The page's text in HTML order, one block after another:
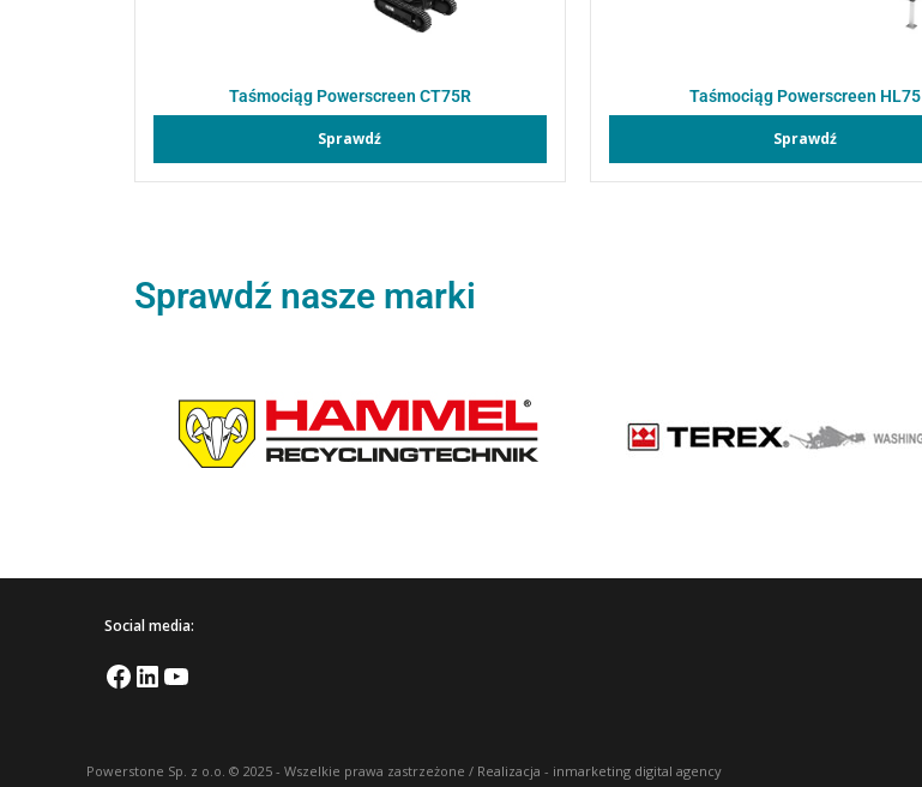
Taśmociąg Powerscreen CT75R
Sprawdź
Taśmociąg Powerscreen HL75
Sprawdź
Sprawdź nasze marki
Social media:
Powerstone Sp. z o.o. © 2025 - Wszelkie prawa zastrzeżone / Realizacja - inmarketing digital agency